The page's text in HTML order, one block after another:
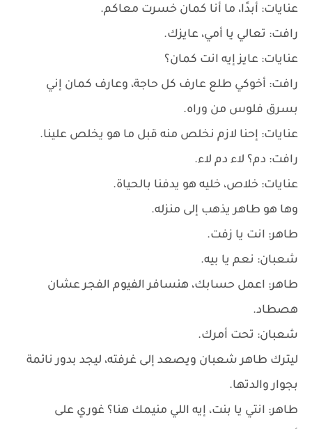
عنايات: أبدًا، ما أنا كمان خسرت معاكم.
رافت: تعالي يا أمي، عايزك.
عنايات: عايز إيه انت كمان؟
رافت: أخوكي طلع عارف كل حاجة، وعارف كمان إني
بسرق فلوس من وراه.
عنايات: إحنا لازم نخلص منه قبل ما هو يخلص علينا.
رافت: دم؟ لاء دم لاء.
عنايات: خلاص، خليه هو يدفنا بالحياة.
وها هو طاهر يذهب إلى منزله.
طاهر: انت يا زفت.
شعبان: نعم يا بيه.
طاهر: اعمل حسابك، هنسافر الفيوم الفجر عشان
هصطاد.
شعبان: تحت أمرك.
ليترك طاهر شعبان ويصعد إلى غرفته، ليجد بدور نائمة
بجوار والدتها.
طاهر: انتي يا بنت، إيه اللي منيمك هنا؟ غوري على